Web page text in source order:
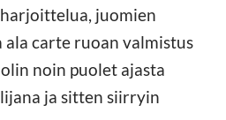
juomien
carte ruoan valmistus
noin puolet ajasta
ja sitten siirryin